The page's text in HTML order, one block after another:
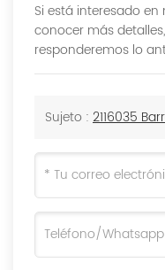
Si está interesado
conocer más
responderemos lo
Sujeto : 2116035